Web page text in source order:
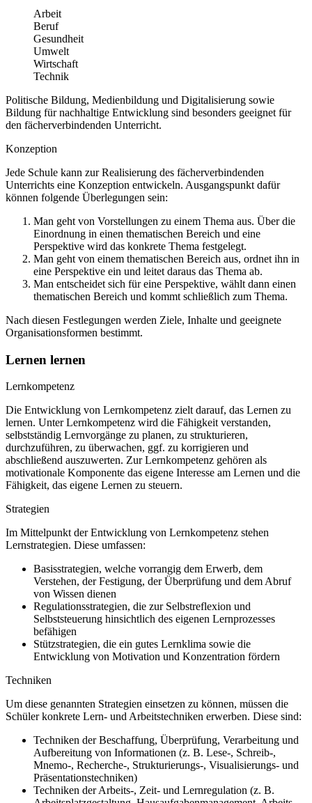
Arbeit
Beruf
Gesundheit
Umwelt
Wirtschaft
Technik
Politische Bildung, Medienbildung und Digitalisierung sowie
Bildung für nachhaltige Entwicklung sind besonders geeignet für
den fächerverbindenden Unterricht.
Konzeption
Jede Schule kann zur Realisierung des fächerverbindenden
Unterrichts eine Konzeption entwickeln. Ausgangspunkt dafür
können folgende Überlegungen sein:
Man geht von Vorstellungen zu einem Thema aus. Über die
Einordnung in einen thematischen Bereich und eine
Perspektive wird das konkrete Thema festgelegt.
Man geht von einem thematischen Bereich aus, ordnet ihn in
eine Perspektive ein und leitet daraus das Thema ab.
Man entscheidet sich für eine Perspektive, wählt dann einen
thematischen Bereich und kommt schließlich zum Thema.
Nach diesen Festlegungen werden Ziele, Inhalte und geeignete
Organisationsformen bestimmt.
Lernen lernen
Lernkompetenz
Die Entwicklung von Lernkompetenz zielt darauf, das Lernen zu
lernen. Unter Lernkompetenz wird die Fähigkeit verstanden,
selbstständig Lernvorgänge zu planen, zu strukturieren,
durchzuführen, zu überwachen, ggf. zu korrigieren und
abschließend auszuwerten. Zur Lernkompetenz gehören als
motivationale Komponente das eigene Interesse am Lernen und die
Fähigkeit, das eigene Lernen zu steuern.
Strategien
Im Mittelpunkt der Entwicklung von Lernkompetenz stehen
Lernstrategien. Diese umfassen:
Basisstrategien, welche vorrangig dem Erwerb, dem
Verstehen, der Festigung, der Überprüfung und dem Abruf
von Wissen dienen
Regulationsstrategien, die zur Selbstreflexion und
Selbststeuerung hinsichtlich des eigenen Lernprozesses
befähigen
Stützstrategien, die ein gutes Lernklima sowie die
Entwicklung von Motivation und Konzentration fördern
Techniken
Um diese genannten Strategien einsetzen zu können, müssen die
Schüler konkrete Lern- und Arbeitstechniken erwerben. Diese sind:
Techniken der Beschaffung, Überprüfung, Verarbeitung und
Aufbereitung von Informationen (z. B. Lese-, Schreib-,
Mnemo-, Recherche-, Strukturierungs-, Visualisierungs- und
Präsentationstechniken)
Techniken der Arbeits-, Zeit- und Lernregulation (z. B.